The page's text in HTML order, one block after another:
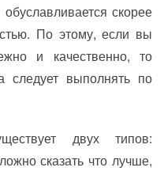
скорее
По этому, если вы
и качественно, то
следует выполнять по
двух типов:
сказать что лучше,